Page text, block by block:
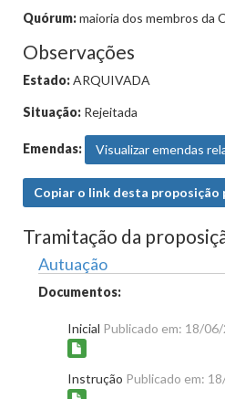
Quórum:maioria dos membros da
Observações
Estado:ARQUIVADA
Situação: Rejeitada
Emendas: Visualizar emendas
Copiar o link desta proposição
Tramitação da
Autuação
Documentos:
Inicial Publicado em: 18/
Instrução Publicado em: